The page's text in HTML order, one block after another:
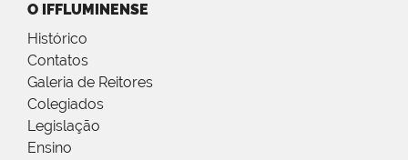
O IFFLUMINENSE
Histórico
Contatos
Galeria de Reitores
Colegiados
Legislação
Ensino